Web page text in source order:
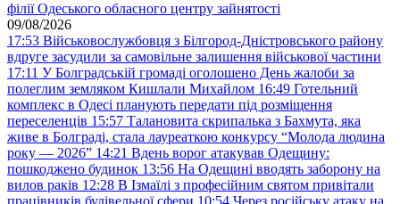
філії Одеського обласного центру зайнятості
09/08/2026
17:53 Військовослужбовця з Білгород-Дністровського району
вдруге засудили за самовільне залишення військової частини
17:11 У Болградській громаді оголошено День жалоби за
полеглим земляком Кишлали Михайлом 16:49 Готельний
комплекс в Одесі планують передати під розміщення
переселенців 15:57 Талановита скрипалька з Бахмута, яка
живе в Болграді, стала лауреаткою конкурсу “Молода людина
року — 2026” 14:21 Вдень ворог атакував Одещину:
пошкоджено будинок 13:56 На Одещині вводять заборону на
вилов раків 12:28 В Ізмаїлі з професійним святом привітали
працівників будівельної сфери 10:54 Через російську атаку на